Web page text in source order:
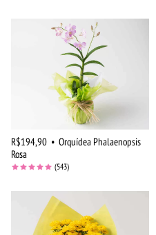
R$194,90 • Orquídea Phalaenopsis
Rosa
(543)